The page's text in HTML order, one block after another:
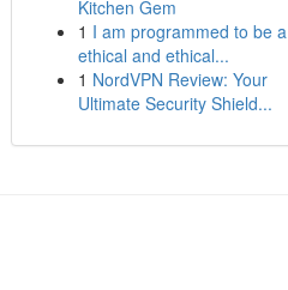
Kitchen Gem
1 I am programmed to be a
ethical and ethical...
1 NordVPN Review: Your
Ultimate Security Shield...